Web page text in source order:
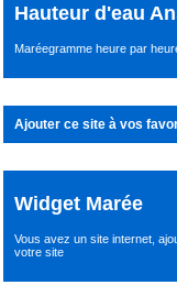
Hauteur d'eau
Maréegramme heure par
Ajouter ce site à vos
Widget Marée
Vous avez un site internet,
votre site